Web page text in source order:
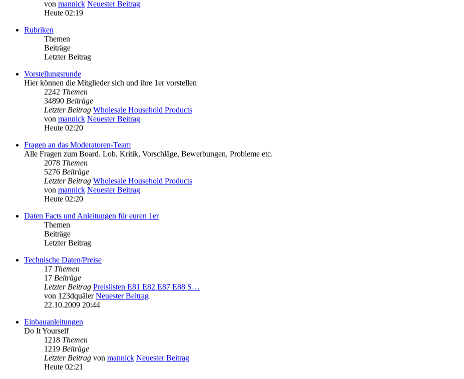
von mannick Neuester Beitrag
Heute 02:19
Rubriken
Themen
Beiträge
Letzter Beitrag
Vorstellungsrunde
Hier können die Mitglieder sich und ihre 1er vorstellen
2242 Themen
34890 Beiträge
Letzter Beitrag Wholesale Household Products
von mannick Neuester Beitrag
Heute 02:20
Fragen an das Moderatoren-Team
Alle Fragen zum Board. Lob, Kritik, Vorschläge, Bewerbungen, Probleme etc.
2078 Themen
5276 Beiträge
Letzter Beitrag Wholesale Household Products
von mannick Neuester Beitrag
Heute 02:20
Daten Facts und Anleitungen für euren 1er
Themen
Beiträge
Letzter Beitrag
Technische Daten/Preise
17 Themen
17 Beiträge
Letzter Beitrag Preislisten E81 E82 E87 E88 S…
von 123dquäler Neuester Beitrag
22.10.2009 20:44
Einbauanleitungen
Do It Yourself
1218 Themen
1219 Beiträge
Letzter Beitrag von mannick Neuester Beitrag
Heute 02:21